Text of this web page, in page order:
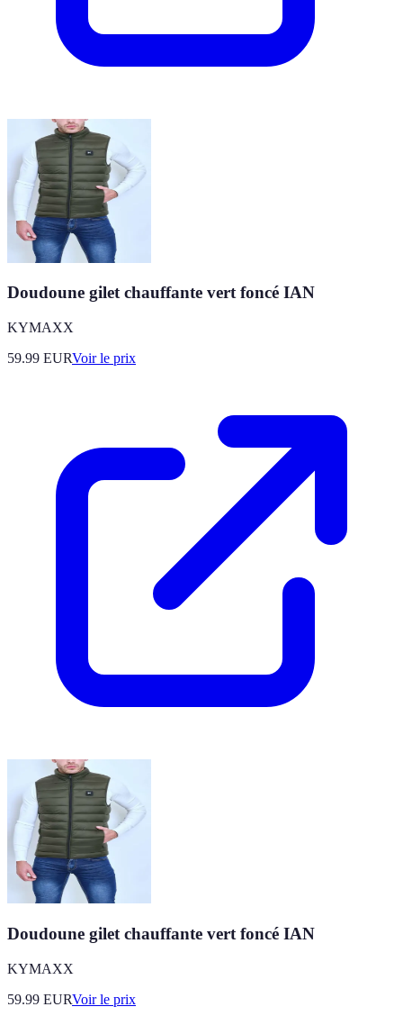
Doudoune gilet chauffante vert foncé IAN
KYMAXX
59.99 EURVoir le prix
Doudoune gilet chauffante vert foncé IAN
KYMAXX
59.99 EURVoir le prix